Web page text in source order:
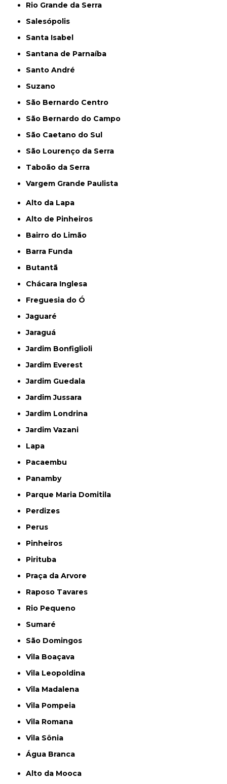
Rio Grande da Serra
Salesópolis
Santa Isabel
Santana de Parnaíba
Santo André
Suzano
São Bernardo Centro
São Bernardo do Campo
São Caetano do Sul
São Lourenço da Serra
Taboão da Serra
Vargem Grande Paulista
Alto da Lapa
Alto de Pinheiros
Bairro do Limão
Barra Funda
Butantã
Chácara Inglesa
Freguesia do Ó
Jaguaré
Jaraguá
Jardim Bonfiglioli
Jardim Everest
Jardim Guedala
Jardim Jussara
Jardim Londrina
Jardim Vazani
Lapa
Pacaembu
Panamby
Parque Maria Domitila
Perdizes
Perus
Pinheiros
Pirituba
Praça da Arvore
Raposo Tavares
Rio Pequeno
Sumaré
São Domingos
Vila Boaçava
Vila Leopoldina
Vila Madalena
Vila Pompeia
Vila Romana
Vila Sônia
Água Branca
Alto da Mooca